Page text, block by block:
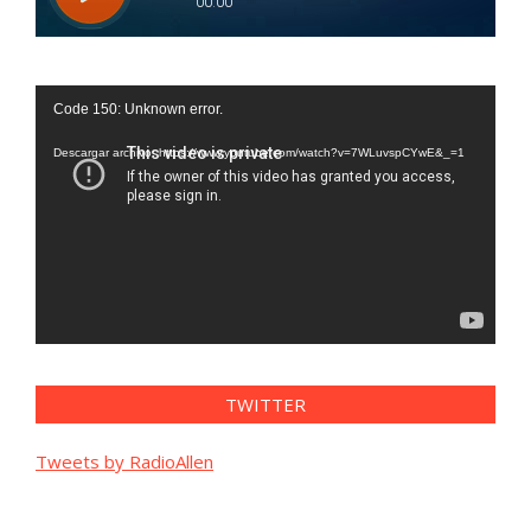
Reproductor
vídeo
Code 150: Unknown error.
Descargar archivo: https://www.youtube.com/watch?v=7WLuvspCYwE&_=1
TWITTER
Tweets by RadioAllen